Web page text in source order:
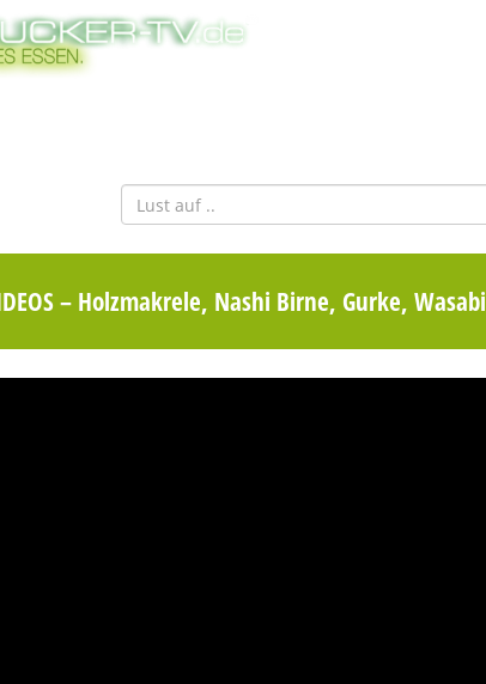
– Holzmakrele, Nashi Birne, Gurke, Wasabi